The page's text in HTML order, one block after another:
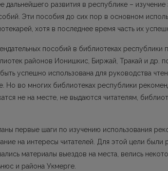
развития в республике –
Эти пособия до сих пор в основном
хотя в последнее время часть их
пособий в библиотеках республики
районов Ионишкис, Биржай, Тракай и др.
успешно использована для руководства
Но во многих библиотеках республики
не на месте, не выдаются читателям,
первые шаги по изучению использования
на интересы читателей. Для этой цели были
материалы выездов на места, велись
и района Укмерге.